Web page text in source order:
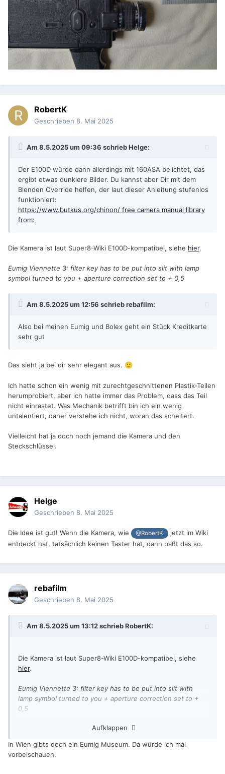
RobertK
Geschrieben 8. Mai 2025
Am 8.5.2025 um 09:36 schriebHelge:
Der E100D würde dann allerdings mit 160ASA belichtet, das
ergibt etwas dunklere Bilder. Du kannst aber Dir mit dem
Blenden Override helfen, der laut dieser Anleitung stufenlos
funktioniert:
https://www.butkus.org/chinon/ free camera manual library
from:
Die Kamera ist laut Super8-Wiki E100D-kompatibel, siehe hier.
Eumig Viennette 3: filter key has to be put into slit with lamp
symbol turned to you + aperture correction set to + 0,5
Am 8.5.2025 um 12:56 schriebrebafilm:
Also bei meinen Eumig und Bolex geht ein Stück Kreditkarte
sehr gut
Das sieht ja bei dir sehr elegant aus. 🙂
Ich hatte schon ein wenig mit zurechtgeschnittenen Plastik-Teilen
herumprobiert, aber ich hatte immer das Problem, dass das Teil
nicht einrastet. Was Mechanik betrifft bin ich ein wenig
untalentiert, daher verstehe ich nicht, woran das scheitert.
Vielleicht hat ja doch noch jemand die Kamera und den
Steckschlüssel.
Helge
Geschrieben 8. Mai 2025
Die Idee ist gut! Wenn die Kamera, wie @RobertK
jetzt im Wiki
entdeckt hat, tatsächlich keinen Taster hat, dann paßt das so.
rebafilm
Geschrieben 8. Mai 2025
Am 8.5.2025 um 13:12 schriebRobertK:
Die Kamera ist laut Super8-Wiki E100D-kompatibel, siehe
hier.
Eumig Viennette 3: filter key has to be put into slit with
lamp symbol turned to you + aperture correction set to +
0,5
Ich hatte schon ein wenig mit zurechtgeschnittenen Plastik-
Aufklappen
In Wien gibts doch ein Eumig Museum. Da würde ich mal
vorbeischauen.